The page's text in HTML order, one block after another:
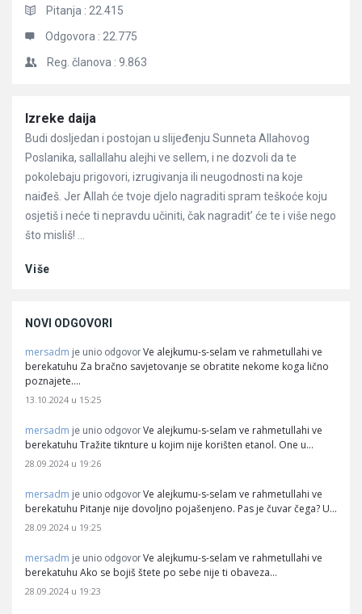
Pitanja : 22.415
Odgovora : 22.775
Reg. članova : 9.863
Članci
Izreke daija
Budi dosljedan i postojan u slijeđenju Sunneta Allahovog
Poslanika, sallallahu alejhi ve sellem, i ne dozvoli da te
pokolebaju prigovori, izrugivanja ili neugodnosti na koje
naiđeš. Jer Allah će tvoje djelo nagraditi spram teškoće koju
osjetiš i neće ti nepravdu učiniti, čak nagradit’ će te i više nego
što misliš! ...
Više
NOVI ODGOVORI
mersadm je unio odgovor Ve alejkumu-s-selam ve rahmetullahi ve
berekatuhu Za bračno savjetovanje se obratite nekome koga lično
poznajete.…
13.10.2024 u 15:25
mersadm je unio odgovor Ve alejkumu-s-selam ve rahmetullahi ve
berekatuhu Tražite tiknture u kojim nije korišten etanol. One u…
28.09.2024 u 19:26
mersadm je unio odgovor Ve alejkumu-s-selam ve rahmetullahi ve
berekatuhu Pitanje nije dovoljno pojašenjeno. Pas je čuvar čega? U…
28.09.2024 u 19:25
mersadm je unio odgovor Ve alejkumu-s-selam ve rahmetullahi ve
berekatuhu Ako se bojiš štete po sebe nije ti obaveza…
28.09.2024 u 19:23